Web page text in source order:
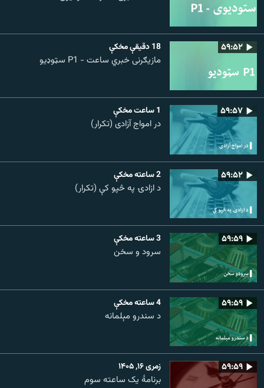
۵۹:۵۲ 18 دقيقې مخکې
مازیګرنی خبري ساعت - P1 سټوډیو
۵۹:۵۷ 1 ساعت مخکې
در امواج آزادی (تکرار)
۵۹:۵۲ 2 ساعته مخکې
د ازادۍ په څپو کې (تکرار)
۵۹:۵۹ 3 ساعته مخکې
سرود و سخن
۵۹:۵۹ 4 ساعته مخکې
د سندرو مېلمانه
۵۹:۵۹ زمری ۱۶, ۱۴۰۵
برنامۀ یک ساعته سوم